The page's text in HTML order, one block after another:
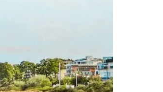
en appuyant et en faisant glisser.